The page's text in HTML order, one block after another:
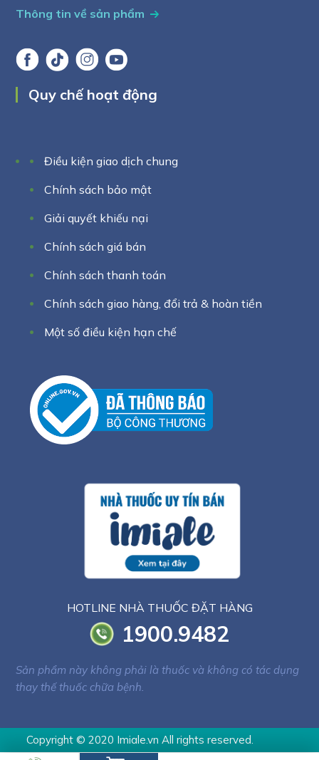
Thông tin về sản phẩm
Quy chế hoạt động
Điều kiện giao dịch chung
Chính sách bảo mật
Giải quyết khiếu nại
Chính sách giá bán
Chính sách thanh toán
Chính sách giao hàng, đổi trả & hoàn tiền
Một số điều kiện hạn chế
HOTLINE NHÀ THUỐC ĐẶT HÀNG
1900.9482
Sản phẩm này không phải là thuốc và không có tác dụng
thay thế thuốc chữa bệnh.
Copyright © 2020 Imiale.vn All rights reserved.